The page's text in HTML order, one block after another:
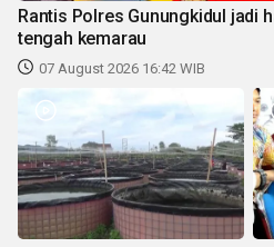
Rantis Polres Gunungkidul jadi
tengah kemarau
07 August 2026 16:42 WIB